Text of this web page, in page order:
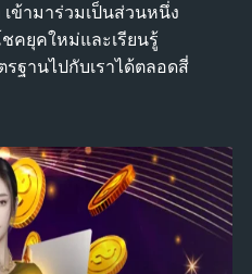
ข้ามาร่วมเป็นส่วนหนึ่ง
คยุคใหม่และเรียนรู้
ฐานไปกับเราได้ตลอดสี่